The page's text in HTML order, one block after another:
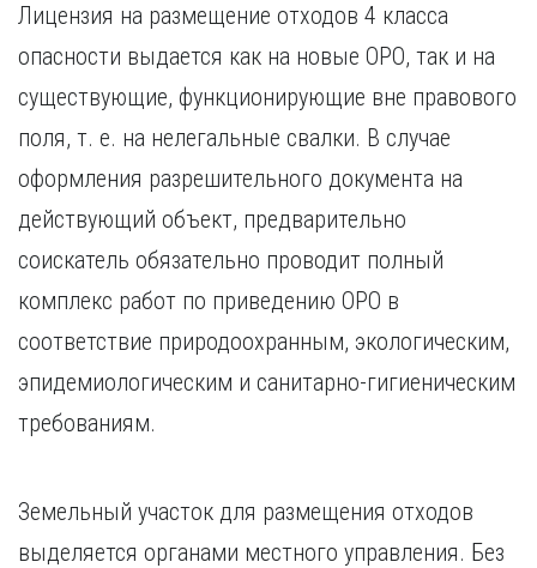
Лицензия на размещение отходов 4 класса
опасности выдается как на новые ОРО, так и на
существующие, функционирующие вне правового
поля, т. е. на нелегальные свалки. В случае
оформления разрешительного документа на
действующий объект, предварительно
соискатель обязательно проводит полный
комплекс работ по приведению ОРО в
соответствие природоохранным, экологическим,
эпидемиологическим и санитарно-гигиеническим
требованиям.
Земельный участок для размещения отходов
выделяется органами местного управления. Без